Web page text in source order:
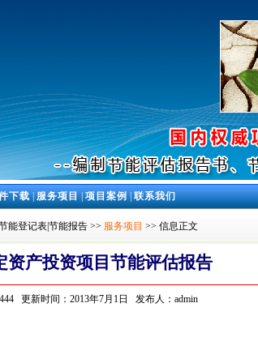
下载|服务项目|项目案例|联系我们
能登记表|节能报告>> 服务项目 >> 信息正文
资产投资项目节能评估报告
更新时间：2013年7月1日 发布人：admin